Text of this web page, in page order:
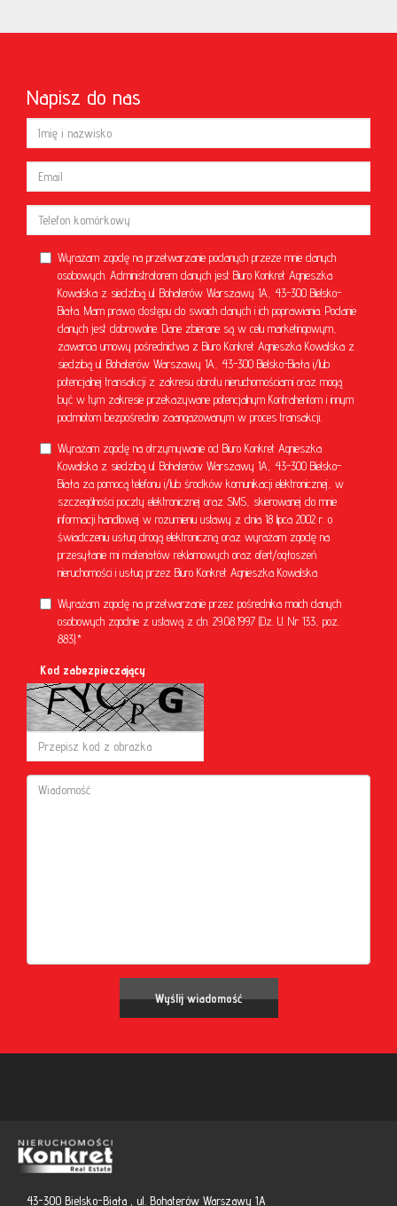
Napisz do nas
Wyrażam zgodę na przetwarzanie podanych przeze mnie danych
osobowych. Administratorem danych jest Biuro Konkret Agnieszka
Kowalska z siedzibą ul. Bohaterów Warszawy 1A, 43-300 Bielsko-
Biała. Mam prawo dostępu do swoich danych i ich poprawiania. Podanie
danych jest dobrowolne. Dane zbierane są w celu marketingowym,
zawarcia umowy pośrednictwa z Biuro Konkret Agnieszka Kowalska z
siedzibą ul. Bohaterów Warszawy 1A, 43-300 Bielsko-Biała i/lub
potencjalnej transakcji z zakresu obrotu nieruchomościami oraz mogą
być w tym zakresie przekazywane potencjalnym Kontrahentom i innym
podmiotom bezpośrednio zaangażowanym w proces transakcji.
Wyrażam zgodę na otrzymywanie od Biuro Konkret Agnieszka
Kowalska z siedzibą ul. Bohaterów Warszawy 1A, 43-300 Bielsko-
Biała za pomocą telefonu i/lub środków komunikacji elektronicznej, w
szczególności poczty elektronicznej oraz SMS, skierowanej do mnie
informacji handlowej w rozumieniu ustawy z dnia 18 lipca 2002 r. o
świadczeniu usług drogą elektroniczną oraz wyrażam zgodę na
przesyłanie mi materiałów reklamowych oraz ofert/ogłoszeń
nieruchomości i usług przez Biuro Konkret Agnieszka Kowalska
Wyrażam zgodę na przetwarzanie przez pośrednika moich danych
osobowych zgodnie z ustawą z dn. 29.08.1997 (Dz. U. Nr 133, poz.
883).*
Kod zabezpieczający
43-300 Bielsko-Biała , ul. Bohaterów Warszawy 1A